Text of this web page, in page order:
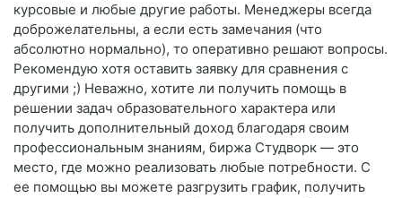
курсовые и любые другие работы. Менеджеры всегда
доброжелательны, а если есть замечания (что
абсолютно нормально), то оперативно решают вопросы.
Рекомендую хотя оставить заявку для сравнения с
другими ;) Неважно, хотите ли получить помощь в
решении задач образовательного характера или
получить дополнительный доход благодаря своим
профессиональным знаниям, биржа Студворк — это
место, где можно реализовать любые потребности. С
ее помощью вы можете разгрузить график, получить